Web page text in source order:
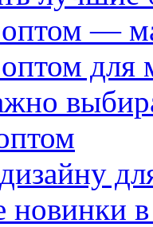
—
для
новинки